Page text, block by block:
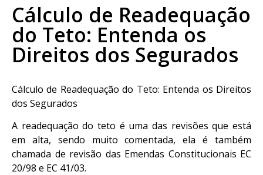
Cálculo de Readequação
do Teto: Entenda os
Direitos dos Segurados
Cálculo de Readequação do Teto: Entenda os Direitos
dos Segurados
A readequação do teto é uma das revisões que está
em alta, sendo muito comentada, ela é também
chamada de revisão das Emendas Constitucionais EC
20/98 e EC 41/03.